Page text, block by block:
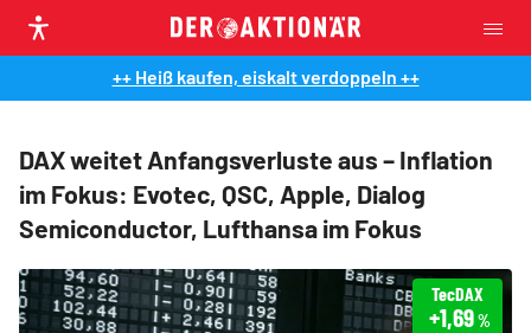
++ Heiß kaufen, eiskalt verdoppeln ++
DAX weitet Anfangsverluste aus – Inflation
im Fokus: Evotec, QSC, Apple, Dialog
Semiconductor, Lufthansa im Fokus
TecDAX
+1,69%